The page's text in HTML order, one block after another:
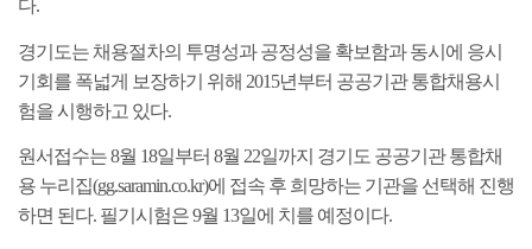
다.
경기도는 채용절차의 투명성과 공정성을 확보함과 동시에 응시
기회를 폭넓게 보장하기 위해 2015년부터 공공기관 통합채용시
험을 시행하고 있다.
원서접수는8월 18일부터 8월 22일까지 경기도 공공기관 통합채
용 누리집(gg.saramin.co.kr)에 접속 후 희망하는 기관을 선택해 진행
하면 된다. 필기시험은9월 13일에 치를 예정이다.